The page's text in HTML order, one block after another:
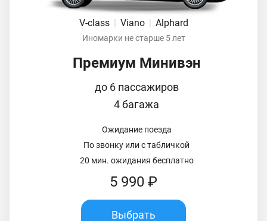
V-class Viano Alphard
Иномарки не старше 5 лет
Премиум Минивэн
до 6 пассажиров
4 багажа
Ожидание поезда
По звонку или с табличкой
20 мин. ожидания бесплатно
5 990 ₽
Выбрать